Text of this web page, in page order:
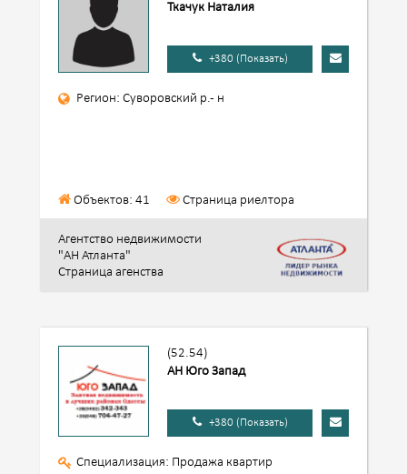
Ткачук Наталия
+380 (Показать)
Регион: Суворовский р.- н
Объектов: 41 Страница риелтора
Агентство недвижимости
"АН Атланта"
Страница агенства
(52.54)
АН Юго Запад
+380 (Показать)
Специализация: Продажа квартир